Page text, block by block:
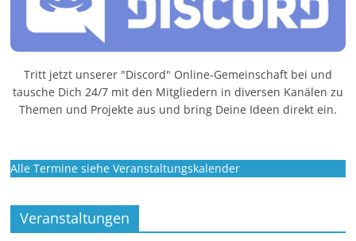
Tritt jetzt unserer "Discord" Online-Gemeinschaft bei und
tausche Dich 24/7 mit den Mitgliedern in diversen Kanälen zu
Themen und Projekte aus und bring Deine Ideen direkt ein.
Alle Termine siehe Veranstaltungskalender
Veranstaltungen